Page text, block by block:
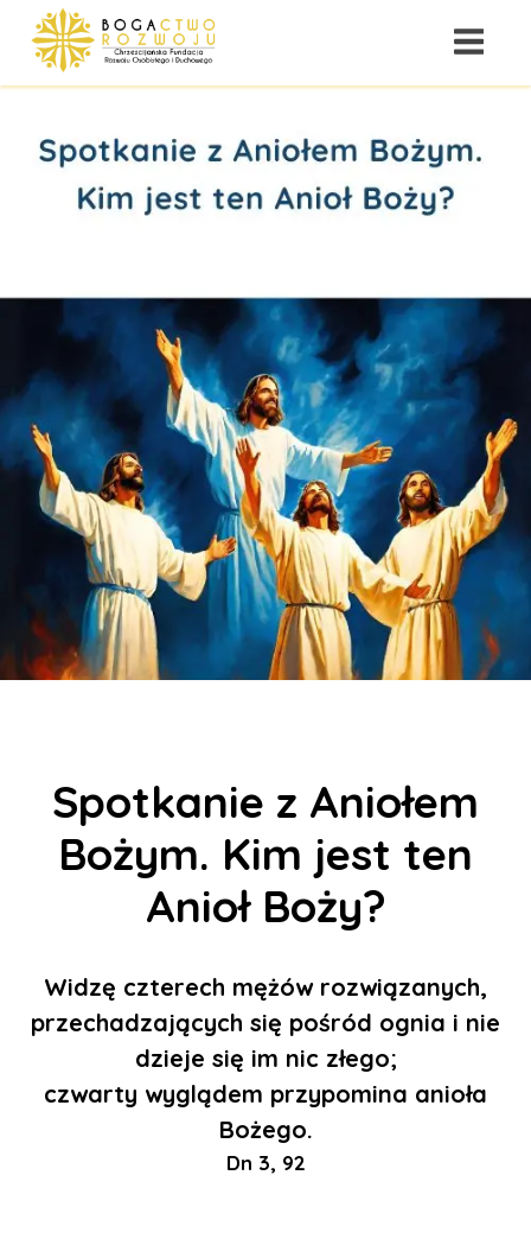
Spotkanie z Aniołem
Bożym. Kim jest ten
Anioł Boży?
Widzę czterech mężów rozwiązanych,
przechadzających się pośród ognia i nie
dzieje się im nic złego;
czwarty wyglądem przypomina anioła
Bożego.
Dn 3, 92